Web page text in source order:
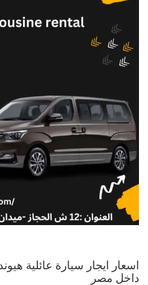
اسعار ايجار سيارة عائلية
داخل مصر